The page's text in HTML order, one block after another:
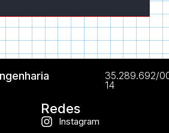
35.289.692/
14
Redes
Instagram